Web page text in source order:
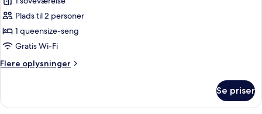
af
Room1Plads til 2 personer
1 queensize-seng
Gratis Wi-Fi
Flere oplysninger
Flere
Se priser